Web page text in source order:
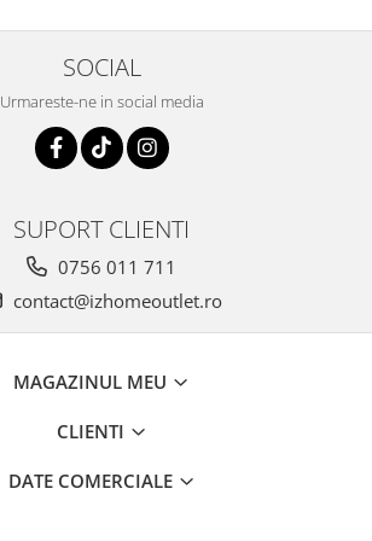
SOCIAL
Urmareste-ne in social media
SUPORT CLIENTI
0756 011 711
contact@izhomeoutlet.ro
MAGAZINUL MEU
CLIENTI
DATE COMERCIALE